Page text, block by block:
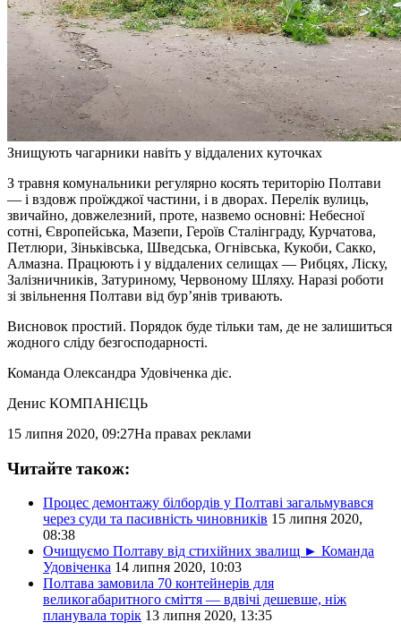
Знищують чагарники навіть у віддалених куточках
З травня комунальники регулярно косять територію Полтави
— і вздовж проїжджої частини, і в дворах. Перелік вулиць,
звичайно, довжелезний, проте, назвемо основні: Небесної
сотні, Європейська, Мазепи, Героїв Сталінграду, Курчатова,
Петлюри, Зіньківська, Шведська, Огнівська, Кукоби, Сакко,
Алмазна. Працюють і у віддалених селищах — Рибцях, Ліску,
Залізничників, Затуриному, Червоному Шляху. Наразі роботи
зі звільнення Полтави від бур’янів тривають.
Висновок простий. Порядок буде тільки там, де не залишиться
жодного сліду безгосподарності.
Команда Олександра Удовіченка діє.
Денис КОМПАНІЄЦЬ
15 липня 2020, 09:27На правах реклами
Читайте також:
Процес демонтажу білбордів у Полтаві загальмувався
через суди та пасивність чиновників 15 липня 2020,
08:38
Очищуємо Полтаву від стихійних звалищ ► Команда
Удовіченка 14 липня 2020, 10:03
Полтава замовила 70 контейнерів для
великогабаритного сміття — вдвічі дешевше, ніж
планувала торік 13 липня 2020, 13:35